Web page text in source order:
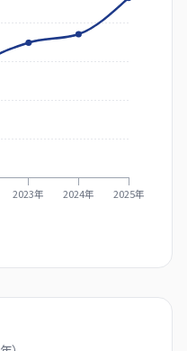
2023年 2024年 2025年